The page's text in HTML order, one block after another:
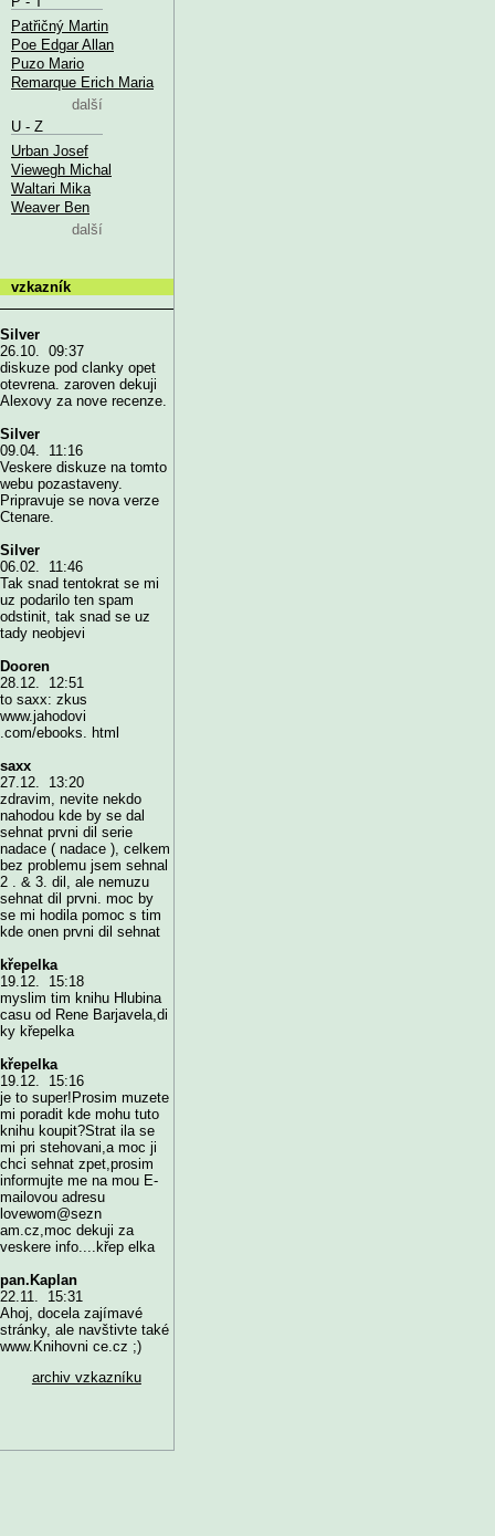
Patřičný Martin
Poe Edgar Allan
Puzo Mario
Remarque Erich Maria
další
U - Z
Urban Josef
Viewegh Michal
Waltari Mika
Weaver Ben
další
vzkazník
Silver
26.10. 09:37
diskuze pod clanky opet
otevrena. zaroven dekuji
Alexovy za nove recenze.
Silver
09.04. 11:16
Veskere diskuze na tomto
webu pozastaveny.
Pripravuje se nova verze
Ctenare.
Silver
06.02. 11:46
Tak snad tentokrat se mi
uz podarilo ten spam
odstinit, tak snad se uz
tady neobjevi
Dooren
28.12. 12:51
to saxx: zkus
www.jahodovi
.com/ebooks. html
saxx
27.12. 13:20
zdravim, nevite nekdo
nahodou kde by se dal
sehnat prvni dil serie
nadace ( nadace ), celkem
bez problemu jsem sehnal
2 . & 3. dil, ale nemuzu
sehnat dil prvni. moc by
se mi hodila pomoc s tim
kde onen prvni dil sehnat
křepelka
19.12. 15:18
myslim tim knihu Hlubina
casu od Rene Barjavela,di
ky křepelka
křepelka
19.12. 15:16
je to super!Prosim muzete
mi poradit kde mohu tuto
knihu koupit?Strat ila se
mi pri stehovani,a moc ji
chci sehnat zpet,prosim
informujte me na mou E-
mailovou adresu
lovewom@sezn
am.cz,moc dekuji za
veskere info....křep elka
pan.Kaplan
22.11. 15:31
Ahoj, docela zajímavé
stránky, ale navštivte také
www.Knihovni ce.cz ;)
archiv vzkazníku